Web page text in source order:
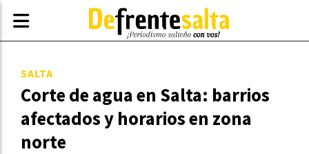
Corte de agua en Salta: barrios
afectados y horarios en zona
norte
SALTA